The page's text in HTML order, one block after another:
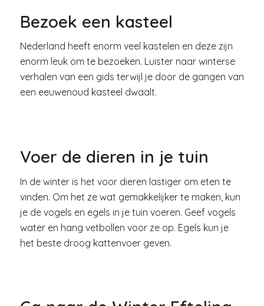
Bezoek een kasteel
Nederland heeft enorm veel kastelen en deze zijn
enorm leuk om te bezoeken. Luister naar winterse
verhalen van een gids terwijl je door de gangen van
een eeuwenoud kasteel dwaalt.
Voer de dieren in je tuin
In de winter is het voor dieren lastiger om eten te
vinden. Om het ze wat gemakkelijker te maken, kun
je de vogels en egels in je tuin voeren. Geef vogels
water en hang vetbollen voor ze op. Egels kun je
het beste droog kattenvoer geven.